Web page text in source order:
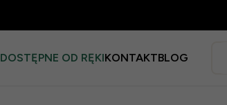
DOSTĘPNE OD RĘKIKONTAKTBLOG